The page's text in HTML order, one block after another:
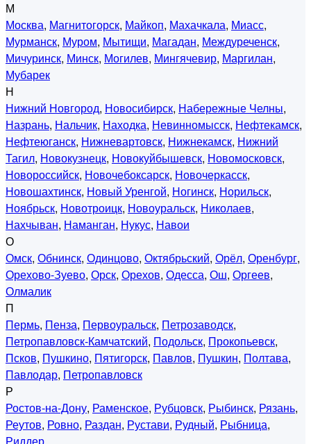
М
Москва, Магнитогорск, Майкоп, Махачкала, Миасс,
Мурманск, Муром, Мытищи, Магадан, Междуреченск,
Мичуринск, Минск, Могилев, Мингячевир, Маргилан,
Мубарек
Н
Нижний Новгород, Новосибирск, Набережные Челны,
Назрань, Нальчик, Находка, Невинномысск, Нефтекамск,
Нефтеюганск, Нижневартовск, Нижнекамск, Нижний
Тагил, Новокузнецк, Новокуйбышевск, Новомосковск,
Новороссийск, Новочебоксарск, Новочеркасск,
Новошахтинск, Новый Уренгой, Ногинск, Норильск,
Ноябрьск, Новотроицк, Новоуральск, Николаев,
Нахчыван, Наманган, Нукус, Навои
О
Омск, Обнинск, Одинцово, Октябрьский, Орёл, Оренбург,
Орехово-Зуево, Орск, Орехов, Одесса, Ош, Оргеев,
Олмалик
П
Пермь, Пенза, Первоуральск, Петрозаводск,
Петропавловск-Камчатский, Подольск, Прокопьевск,
Псков, Пушкино, Пятигорск, Павлов, Пушкин, Полтава,
Павлодар, Петропавловск
Р
Ростов-на-Дону, Раменское, Рубцовск, Рыбинск, Рязань,
Реутов, Ровно, Раздан, Рустави, Рудный, Рыбница,